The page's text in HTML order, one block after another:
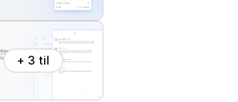
+ 3 til